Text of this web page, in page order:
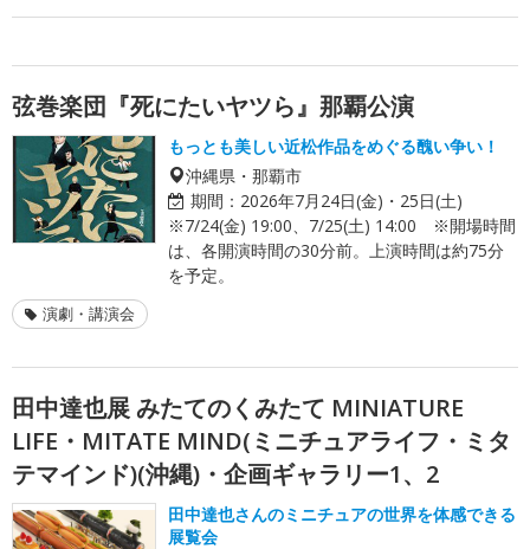
弦巻楽団『死にたいヤツら』那覇公演
もっとも美しい近松作品をめぐる醜い争い！
沖縄県・那覇市
期間： 2026年7月24日(金)・25日(土)
※7/24(金) 19:00、7/25(土) 14:00 ※開場時間
は、各開演時間の30分前。上演時間は約75分
を予定。
演劇・講演会
田中達也展 みたてのくみたて MINIATURE
LIFE・MITATE MIND(ミニチュアライフ・ミタ
テマインド)(沖縄)・企画ギャラリー1、2
田中達也さんのミニチュアの世界を体感できる
展覧会